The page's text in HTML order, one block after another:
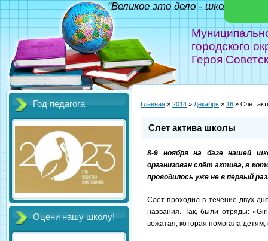
городского
Героя
"Великое это дело - школа!"
Год педагога
Оцени нашу школу!
Главная » 2014 » Декабрь » 16 » Слет
Слет актива школы
8-9 ноября на базе нашей
организован слёт актива, в
проводилось уже не в первый
Слёт проходил в течение двух
названия. Так, были отряды: «Girl
вожатая, которая помогала